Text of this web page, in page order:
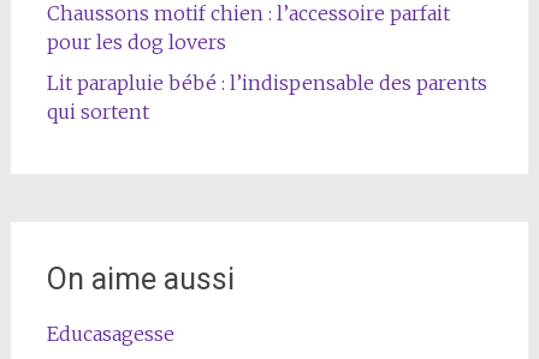
Chaussons motif chien : l’accessoire parfait
pour les dog lovers
Lit parapluie bébé : l’indispensable des parents
qui sortent
On aime aussi
Educasagesse